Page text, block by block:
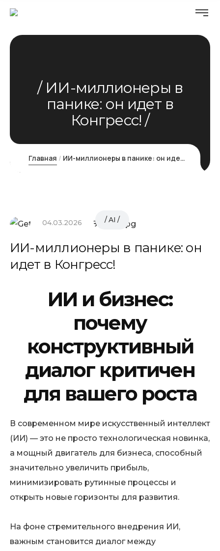
ИИ-миллионеры в
панике: он идет в
Конгресс!
Главная ИИ-миллионеры в панике: он идет в Конгресс!
04.03.2026 AI
ИИ-миллионеры в панике: он
идет в Конгресс!
ИИ и бизнес:
почему
конструктивный
диалог критичен
для вашего роста
В современном мире искусственный интеллект
(ИИ) — это не просто технологическая новинка,
а мощный двигатель для бизнеса, способный
значительно увеличить прибыль,
минимизировать рутинные процессы и
открыть новые горизонты для развития.
На фоне стремительного внедрения ИИ,
важным становится диалог между